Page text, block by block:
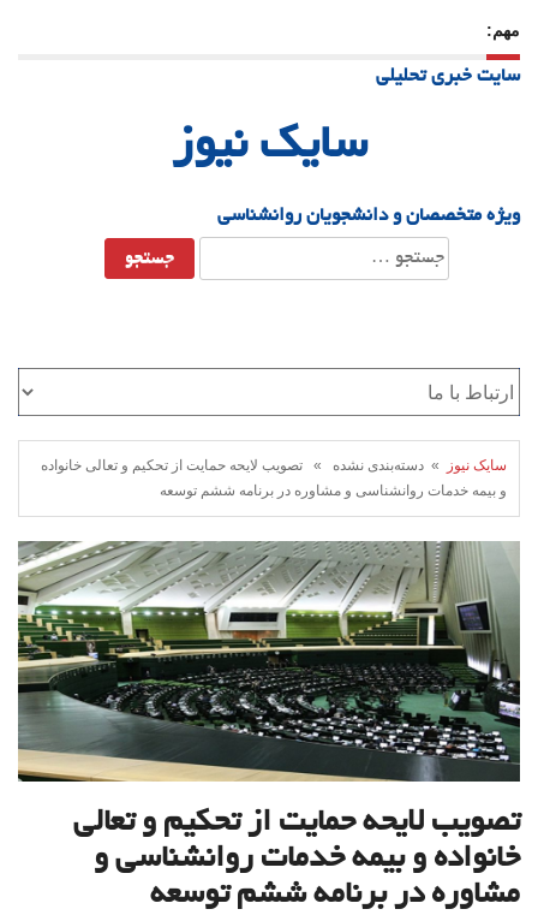
مهم:
21 دسامبر 25
سایت خبری تحلیلی
سایک نیوز
ویژه متخصصان و دانشجویان روانشناسی
جستجو
برای:
سایک نیوز
» دسته‌بندی نشده » تصویب لایحه حمایت از تحکیم و تعالی خانواده
و بیمه خدمات روانشناسی و مشاوره در برنامه ششم توسعه
تصویب لایحه حمایت از تحکیم و تعالی
خانواده و بیمه خدمات روانشناسی و
مشاوره در برنامه ششم توسعه